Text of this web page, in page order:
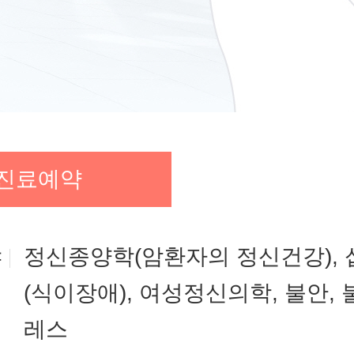
료예약
정신종양학(암환자의 정신건강),
(식이장애), 여성정신의학, 불안,
레스